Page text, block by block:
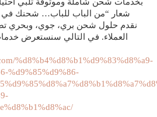
شعار “من الباب للباب… شحنك في
نقدم حلول شحن بري، جوي، وبحري
العملاء. في التالي سنستعرض
%d8%b4%d8%b1%d9%83%d8%a9-
%d9%85%d9%86-